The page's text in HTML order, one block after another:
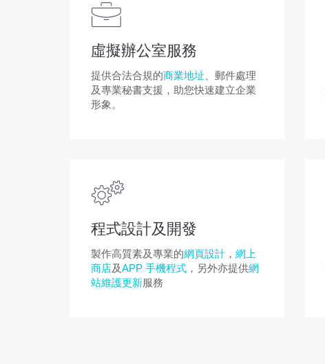
虛擬辦公室服務
提供合法合規的商業地址 、郵件處理
及專業秘書支援，助您快速建立企業
形象。
程式設計及開發
製作高質素及專業的網頁設計 ， 網上
商店及APP 手機程式 ，另外亦提供網
站維護更新服務